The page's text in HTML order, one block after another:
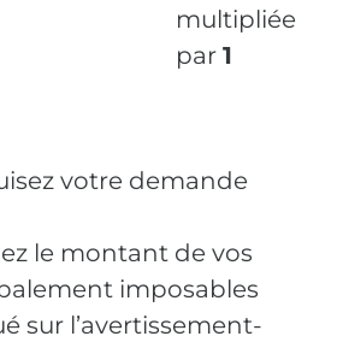
multipliée
par 1
votre demande
le montant de vos
imposables
sur l’avertissement-